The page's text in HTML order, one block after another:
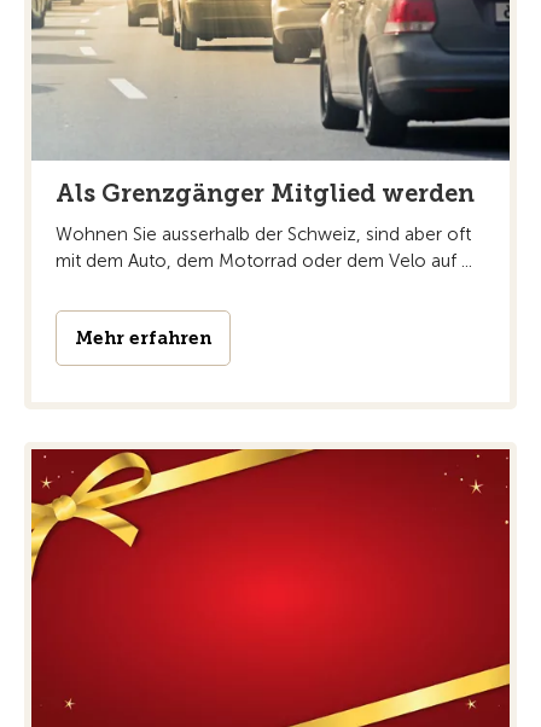
Als Grenzgänger Mitglied werden
Wohnen Sie ausserhalb der Schweiz, sind aber oft
mit dem Auto, dem Motorrad oder dem Velo auf ...
Mehr erfahren